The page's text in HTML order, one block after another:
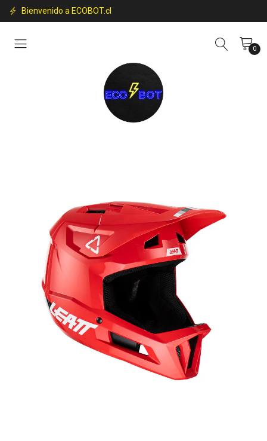
Bienvenido a ECOBOT.cl
0